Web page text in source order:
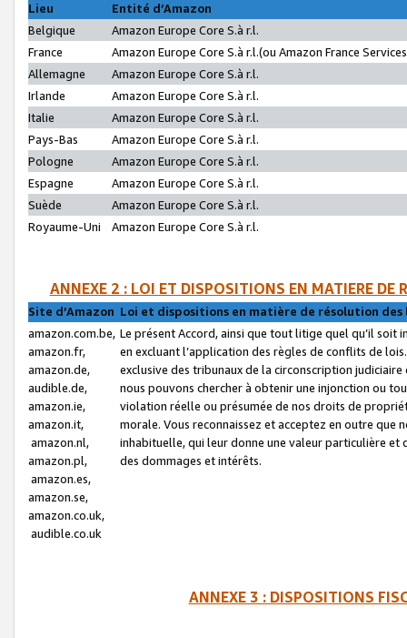
Lieu
Entité d’Amazon
Belgique
Amazon Europe Core S.à r.l.
France
Amazon Europe Core S.à r.l.(ou Amazon France
Allemagne
Amazon Europe Core S.à r.l.
Irlande
Amazon Europe Core S.à r.l.
Italie
Amazon Europe Core S.à r.l.
Pays-Bas
Amazon Europe Core S.à r.l.
Pologne
Amazon Europe Core S.à r.l.
Espagne
Amazon Europe Core S.à r.l.
Suède
Amazon Europe Core S.à r.l.
Royaume-Uni
Amazon Europe Core S.à r.l.
ANNEXE 2 : LOI ET DISPOSITIONS EN MATIERE DE
Site d’Amazon Loi et dispositions en matière de résolution
amazon.com.be,
amazon.fr,
amazon.de,
audible.de,
amazon.ie,
amazon.it,
amazon.nl,
amazon.pl,
amazon.es,
amazon.se,
amazon.co.uk,
audible.co.uk
Le présent Accord, ainsi que tout litige quel qu’il soit
en excluant l’application des règles de conflits de
exclusive des tribunaux de la circonscription
nous pouvons chercher à obtenir une injonction ou
violation réelle ou présumée de nos droits de
morale. Vous reconnaissez et acceptez en outre que
inhabituelle, qui leur donne une valeur particulière
des dommages et intérêts.
ANNEXE 3 : DISPOSITIONS